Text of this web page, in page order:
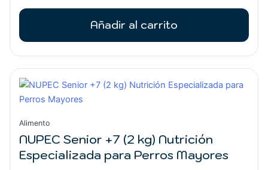
Añadir al carrito
Alimento
NUPEC Senior +7 (2 kg) Nutrición
Especializada para Perros Mayores